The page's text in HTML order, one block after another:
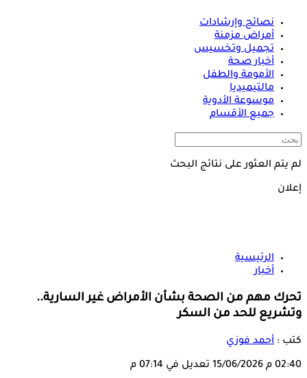
نصائح وإرشادات
أمراض مزمنة
تجميل وتخسيس
أخبار صحة
الأمومة والطفل
مالتيميديا
موسوعة الأدوية
جميع الأقسام
لم يتم العثور على نتائج البحث
إعلان
الرئيسية
أخبار
تحرك مهم من الصحة بشأن الأمراض غير السارية..
وتشريع للحد من السكر
كتب : أحمد فوزي
02:40 م 15/06/2026 تعديل في 07:14 م